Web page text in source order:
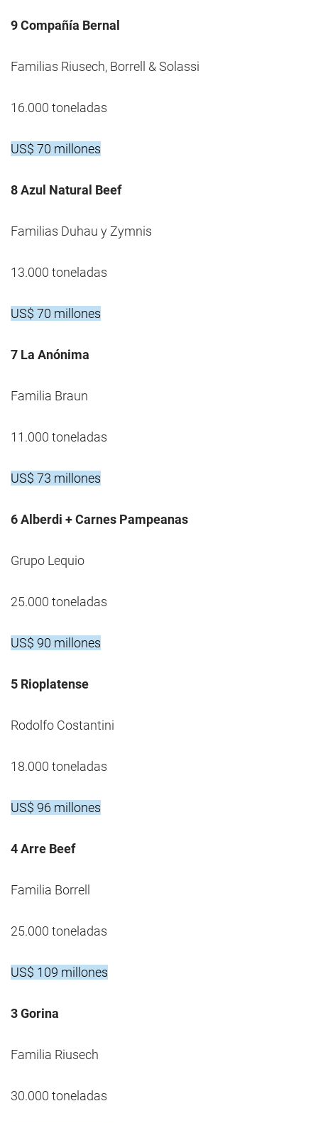
9 Compañía Bernal
Familias Riusech, Borrell & Solassi
16.000 toneladas
US$ 70 millones
8 Azul Natural Beef
Familias Duhau y Zymnis
13.000 toneladas
US$ 70 millones
7 La Anónima
Familia Braun
11.000 toneladas
US$ 73 millones
6 Alberdi + Carnes Pampeanas
Grupo Lequio
25.000 toneladas
US$ 90 millones
5 Rioplatense
Rodolfo Costantini
18.000 toneladas
US$ 96 millones
4 Arre Beef
Familia Borrell
25.000 toneladas
US$ 109 millones
3 Gorina
Familia Riusech
30.000 toneladas